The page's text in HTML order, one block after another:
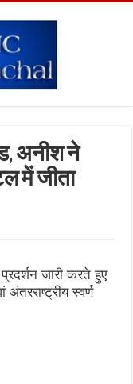
अनीश ने
में जीता
जारी करते हुए
स्वर्ण